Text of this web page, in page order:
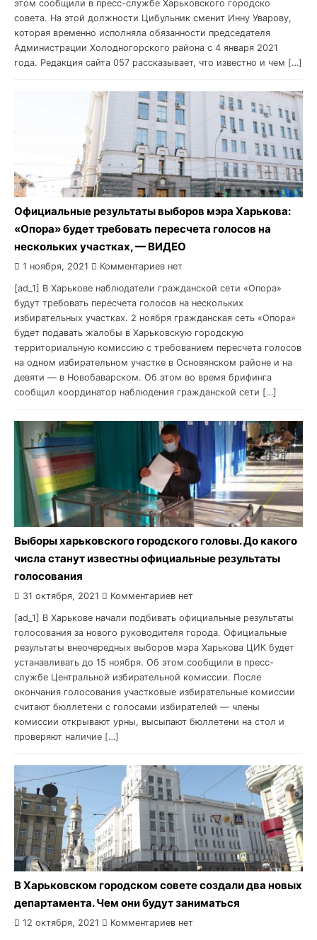
этом сообщили в пресс-службе Харьковского городско
совета. На этой должности Цибульник сменит Инну Уварову,
которая временно исполняла обязанности председателя
Администрации Холодногорского района с 4 января 2021
года. Редакция сайта 057 рассказывает, что известно и чем […]
Официальные результаты выборов мэра Харькова:
«Опора» будет требовать пересчета голосов на
нескольких участках, — ВИДЕО
1 ноября, 2021 Комментариев нет
[ad_1] В Харькове наблюдатели гражданской сети «Опора»
будут требовать пересчета голосов на нескольких
избирательных участках. 2 ноября гражданская сеть «Опора»
будет подавать жалобы в Харьковскую городскую
территориальную комиссию с требованием пересчета голосов
на одном избирательном участке в Основянском районе и на
девяти — в Новобаварском. Об этом во время брифинга
сообщил координатор наблюдения гражданской сети […]
Выборы харьковского городского головы. До какого
числа станут известны официальные результаты
голосования
31 октября, 2021 Комментариев нет
[ad_1] В Харькове начали подбивать официальные результаты
голосования за нового руководителя города. Официальные
результаты внеочередных выборов мэра Харькова ЦИК будет
устанавливать до 15 ноября. Об этом сообщили в пресс-
службе Центральной избирательной комиссии. После
окончания голосования участковые избирательные комиссии
считают бюллетени с голосами избирателей — члены
комиссии открывают урны, высыпают бюллетени на стол и
проверяют наличие […]
В Харьковском городском совете создали два новых
департамента. Чем они будут заниматься
12 октября, 2021 Комментариев нет